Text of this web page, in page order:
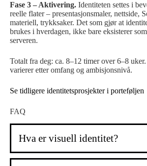
Fase 3 – Aktivering. Identiteten settes i
reelle flater – presentasjonsmaler, nettside,
materiell, trykksaker. Det som gjør at
brukes i hverdagen, ikke bare eksisterer
serveren.
Totalt fra deg: ca. 8–12 timer over 6–8
varierer etter omfang og ambisjonsnivå.
Se tidligere identitetsprosjekter i
FAQ
Hva er visuell identitet?